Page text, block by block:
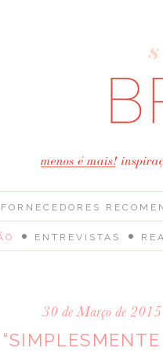
ENTREVISTAS
FORNECEDORES
30 de Março de 2015